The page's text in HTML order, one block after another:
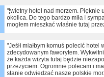
"¦wietny hotel nad morzem. Pięknie
okolica. Do tego bardzo miła i
mogłem mieszkać właśnie tutaj
"Jeśłi miałbym komuś polecić hotel
zdecydowanym faworytem.
że każda wizyta tutaj będzie
przezyciem. Ogromnie polecam i
stanie odwiedzać nasze polskie